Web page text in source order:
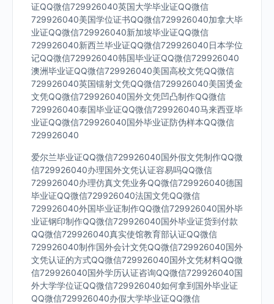
证QQ微信729926040英国大学毕业证QQ微信
729926040美国学位证书QQ微信729926040加拿大毕
业证QQ微信729926040新加坡毕业证QQ微信
729926040新西兰毕业证QQ微信729926040日本学位
记QQ微信729926040韩国毕业证QQ微信729926040
澳洲毕业证QQ微信729926040美国高校文凭QQ微信
729926040英国镭射文凭QQ微信729926040美国烫金
文凭QQ微信729926040国外文凭凹凸制作QQ微信
729926040泰国毕业证QQ微信729926040马来西亚毕
业证QQ微信729926040国外毕业证防伪样本QQ微信
729926040
爱尔兰毕业证QQ微信729926040国外假文凭制作QQ微
信729926040办理国外文凭认证容易吗QQ微信
729926040办理仿真文凭业务QQ微信729926040德国
毕业证QQ微信729926040法国文凭QQ微信
729926040外国毕业证制作QQ微信729926040国外毕
业证钢印制作QQ微信729926040国外毕业证货到付款
QQ微信729926040真实使馆教育部认证QQ微信
729926040制作国外会计文凭QQ微信729926040国外
文凭认证的方式QQ微信729926040国外文凭材料QQ微
信729926040国外学历认证咨询QQ微信729926040国
外大学学位证QQ微信729926040如何拿到国外毕业证
QQ微信729926040办假大学毕业证QQ微信